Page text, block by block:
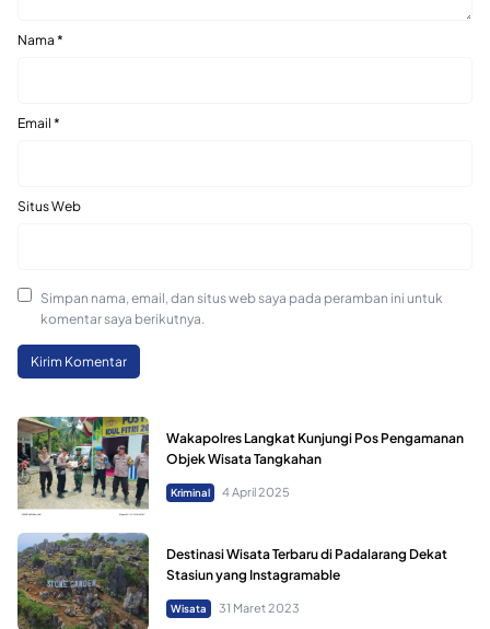
Nama *
Email *
Situs Web
Simpan nama, email, dan situs web saya pada peramban ini untuk
komentar saya berikutnya.
Wakapolres Langkat Kunjungi Pos Pengamanan
Objek Wisata Tangkahan
Kriminal 4 April 2025
Destinasi Wisata Terbaru di Padalarang Dekat
Stasiun yang Instagramable
Wisata 31 Maret 2023